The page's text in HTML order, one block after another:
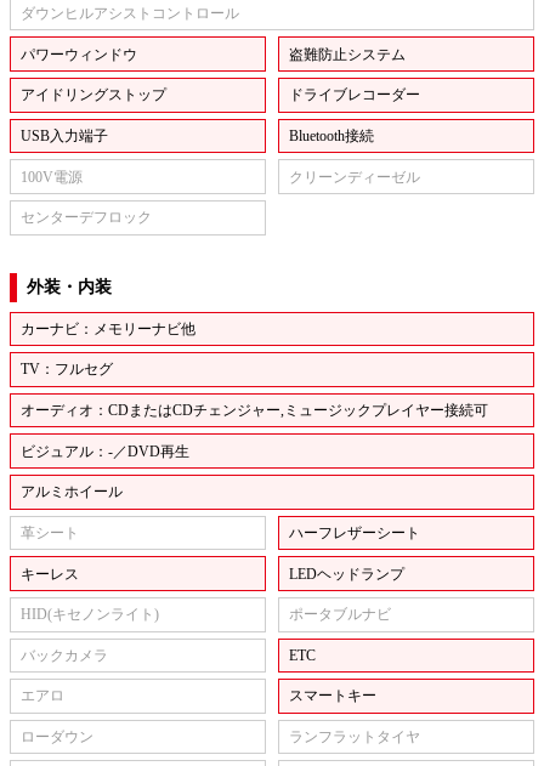
ダウンヒルアシストコントロール
パワーウィンドウ 盗難防止システム
アイドリングストップ ドライブレコーダー
USB入力端子 Bluetooth接続
100V電源 クリーンディーゼル
センターデフロック
外装・内装
カーナビ：メモリーナビ他
TV：フルセグ
オーディオ：CDまたはCDチェンジャー,ミュージックプレイヤー接続可
ビジュアル：-／DVD再生
アルミホイール
革シート ハーフレザーシート
キーレス LEDヘッドランプ
HID(キセノンライト) ポータブルナビ
バックカメラ ETC
エアロ スマートキー
ローダウン ランフラットタイヤ